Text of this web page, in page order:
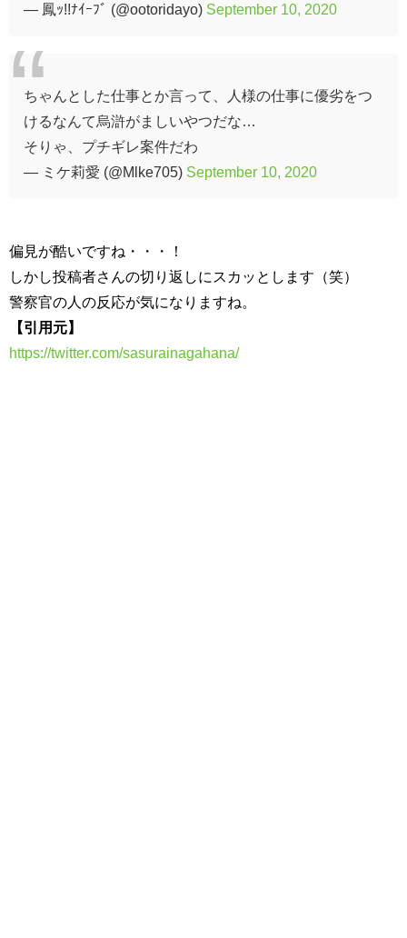
— 鳳ｯ!!ﾅｲｰﾌﾞ (@ootoridayo) September 10, 2020
ちゃんとした仕事とか言って、人様の仕事に優劣をつ
けるなんて烏滸がましいやつだな…
そりゃ、プチギレ案件だわ
— ミケ莉愛 (@Mlke705) September 10, 2020
偏見が酷いですね・・・！
しかし投稿者さんの切り返しにスカッとします（笑）
警察官の人の反応が気になりますね。
【引用元】
https://twitter.com/sasurainagahana/